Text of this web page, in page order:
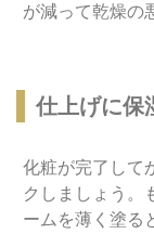
が減って乾燥の
仕上げに保
化粧が完了して
クしましょう。
ームを薄く塗る